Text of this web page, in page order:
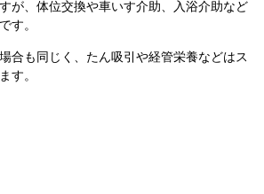
が、体位交換や車いす介助、入浴介助など
す。
合も同じく、たん吸引や経管栄養などはス
す。